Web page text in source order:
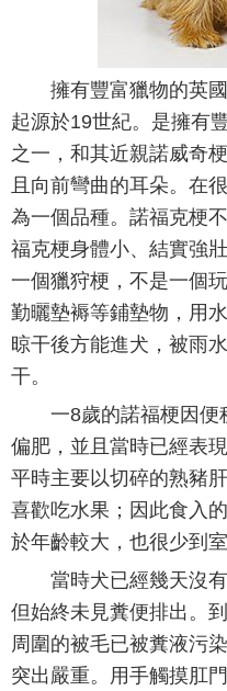
擁有豐富獵物的英
起源於19世紀。是擁有
之一，和其近親諾威奇
且向前彎曲的耳朵。在
為一個品種。諾福克梗
福克梗身體小、結實強
一個獵狩梗，不是一個
勤曬墊褥等鋪墊物，用
晾干後方能進犬，被雨
干。
一8歲的諾福梗因便
偏肥，並且當時已經表
平時主要以切碎的熟豬
喜歡吃水果；因此食入
於年齡較大，也很少到室
當時犬已經幾天沒
但始終未見糞便排出。
周圍的被毛已被糞液污
突出嚴重。用手觸摸肛